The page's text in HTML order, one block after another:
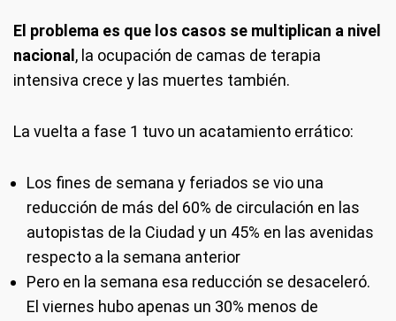
El problema es que los casos se multiplican a nivel
nacional , la ocupación de camas de terapia
intensiva crece y las muertes también.
La vuelta a fase 1 tuvo un acatamiento errático:
Los fines de semana y feriados se vio una
reducción de más del 60% de circulación en las
autopistas de la Ciudad y un 45% en las avenidas
respecto a la semana anterior
Pero en la semana esa reducción se desaceleró.
El viernes hubo apenas un 30% menos de